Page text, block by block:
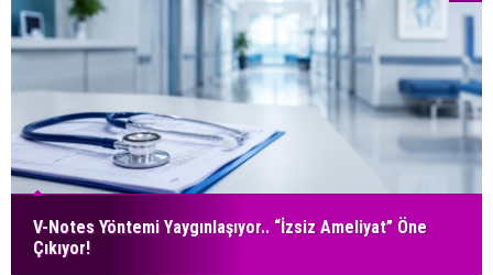
V-Notes Yöntemi Yaygınlaşıyor.. “İzsiz Ameliyat” Öne
Çıkıyor!